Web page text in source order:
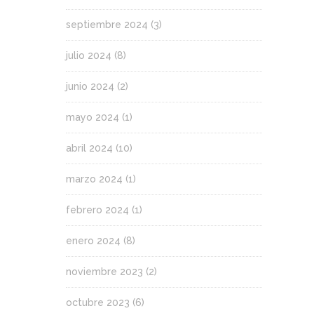
septiembre 2024 (3)
julio 2024 (8)
junio 2024 (2)
mayo 2024 (1)
abril 2024 (10)
marzo 2024 (1)
febrero 2024 (1)
enero 2024 (8)
noviembre 2023 (2)
octubre 2023 (6)